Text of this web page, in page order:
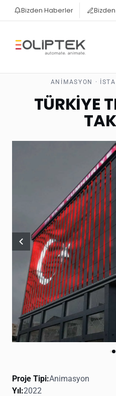
Bizden Haberler Bizden
ANIMASYON ·
TÜRKİYE
Proje Tipi Animasyon
Yıl 2022